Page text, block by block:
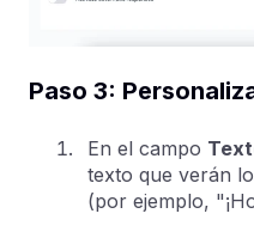
Paso 3:
En el campo
texto que verán
(por ejemplo,